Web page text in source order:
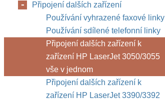
Připojení dalších zařízení
Používání vyhrazené faxové linky
Používání sdílené telefonní linky
Připojení dalších zařízení k
zařízení HP LaserJet 3050/3055
vše v jednom
Připojení dalších zařízení k
zařízení HP LaserJet 3390/3392